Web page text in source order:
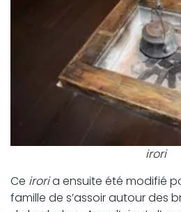
irori
Ce iroria ensuite été modifié
famille de s’assoir autour des